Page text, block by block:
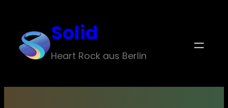
springen
Solid
Heart Rock aus Berlin